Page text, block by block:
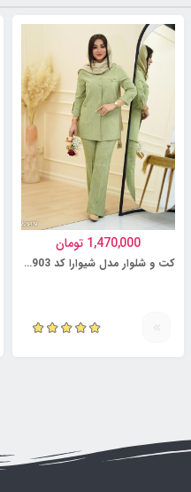
1,470,000 تومان
کت و شلوار مدل شیوارا کد 6230903